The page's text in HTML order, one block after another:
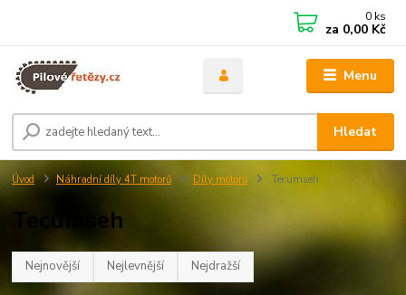
Menu
Hledat
0 ks
za 0,00 Kč
Úvod Náhradní díly 4T motorů Díly motorů Tecumseh
Tecumseh
Nejnovější Nejlevnější Nejdražší